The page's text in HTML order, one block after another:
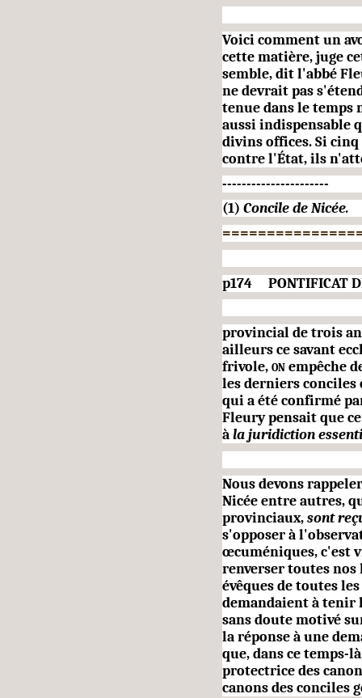
Voici comment un
cette matière, juge
semble, dit l'abbé
ne devrait pas
tenue dans le temps
aussi indispensable
divins offices. Si
contre l'État, ils
----------------------
(1) Concile de Nicée.
p174 PONTIFICAT
provincial de trois
ail­leurs ce savant
frivole,onempêche
les derniers conci­les
qui a été confirmé
Fleury pensait que
àla juridiction
Nous devons
Nicée entre autres,
provinciaux,sont
s'opposer à
œcuméniques, c'est
renverser toutes nos
évêques de toutes
deman­daient à tenir
sans doute motivé
la réponse à une
que, dans ce temps-
protectrice des
canons des conciles